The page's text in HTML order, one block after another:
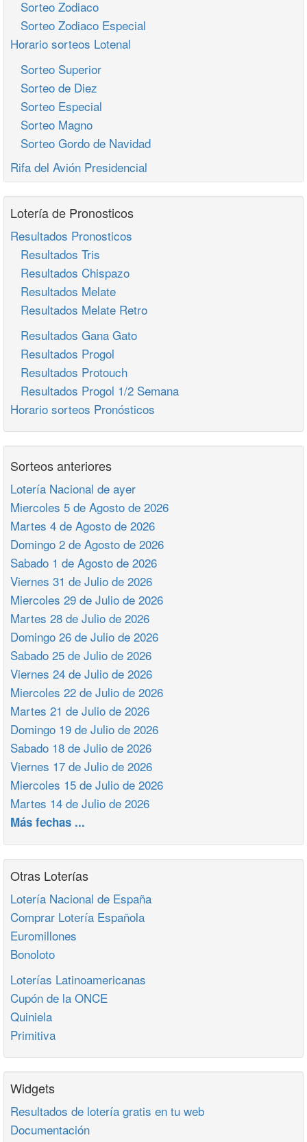
Sorteo Zodiaco
Sorteo Zodiaco Especial
Horario sorteos Lotenal
Sorteo Superior
Sorteo de Diez
Sorteo Especial
Sorteo Magno
Sorteo Gordo de Navidad
Rifa del Avión Presidencial
Lotería de Pronosticos
Resultados Pronosticos
Resultados Tris
Resultados Chispazo
Resultados Melate
Resultados Melate Retro
Resultados Gana Gato
Resultados Progol
Resultados Protouch
Resultados Progol 1/2 Semana
Horario sorteos Pronósticos
Sorteos anteriores
Lotería Nacional de ayer
Miercoles 5 de Agosto de 2026
Martes 4 de Agosto de 2026
Domingo 2 de Agosto de 2026
Sabado 1 de Agosto de 2026
Viernes 31 de Julio de 2026
Miercoles 29 de Julio de 2026
Martes 28 de Julio de 2026
Domingo 26 de Julio de 2026
Sabado 25 de Julio de 2026
Viernes 24 de Julio de 2026
Miercoles 22 de Julio de 2026
Martes 21 de Julio de 2026
Domingo 19 de Julio de 2026
Sabado 18 de Julio de 2026
Viernes 17 de Julio de 2026
Miercoles 15 de Julio de 2026
Martes 14 de Julio de 2026
Más fechas ...
Otras Loterías
Lotería Nacional de España
Comprar Lotería Española
Euromillones
Bonoloto
Loterías Latinoamericanas
Cupón de la ONCE
Quiniela
Primitiva
Widgets
Resultados de lotería gratis en tu web
Documentación